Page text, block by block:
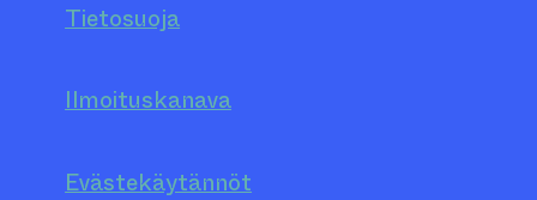
Tietosuoja
Ilmoituskanava
Evästekäytännöt